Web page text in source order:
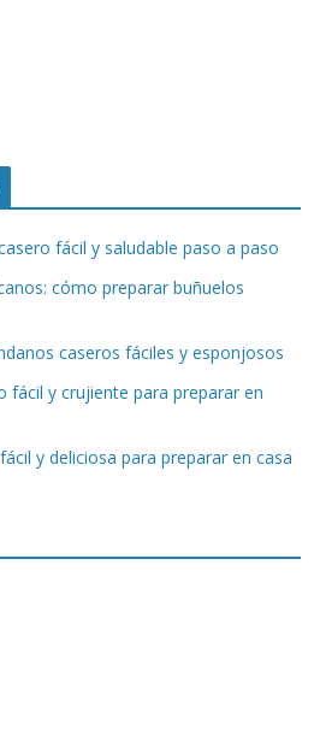
fácil y saludable paso a paso
cómo preparar buñuelos
caseros fáciles y esponjosos
fácil y crujiente para preparar en
y deliciosa para preparar en casa